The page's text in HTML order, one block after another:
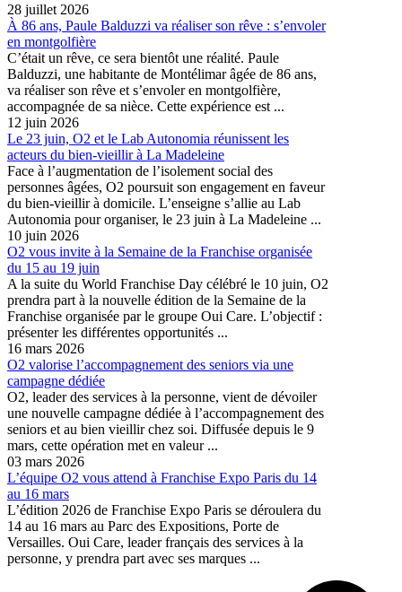
28 juillet 2026
À 86 ans, Paule Balduzzi va réaliser son rêve : s’envoler
en montgolfière
C’était un rêve, ce sera bientôt une réalité. Paule
Balduzzi, une habitante de Montélimar âgée de 86 ans,
va réaliser son rêve et s’envoler en montgolfière,
accompagnée de sa nièce. Cette expérience est ...
12 juin 2026
Le 23 juin, O2 et le Lab Autonomia réunissent les
acteurs du bien-vieillir à La Madeleine
Face à l’augmentation de l’isolement social des
personnes âgées, O2 poursuit son engagement en faveur
du bien-vieillir à domicile. L’enseigne s’allie au Lab
Autonomia pour organiser, le 23 juin à La Madeleine ...
10 juin 2026
O2 vous invite à la Semaine de la Franchise organisée
du 15 au 19 juin
A la suite du World Franchise Day célébré le 10 juin, O2
prendra part à la nouvelle édition de la Semaine de la
Franchise organisée par le groupe Oui Care. L’objectif :
présenter les différentes opportunités ...
16 mars 2026
O2 valorise l’accompagnement des seniors via une
campagne dédiée
O2, leader des services à la personne, vient de dévoiler
une nouvelle campagne dédiée à l’accompagnement des
seniors et au bien vieillir chez soi. Diffusée depuis le 9
mars, cette opération met en valeur ...
03 mars 2026
L’équipe O2 vous attend à Franchise Expo Paris du 14
au 16 mars
L’édition 2026 de Franchise Expo Paris se déroulera du
14 au 16 mars au Parc des Expositions, Porte de
Versailles. Oui Care, leader français des services à la
personne, y prendra part avec ses marques ...